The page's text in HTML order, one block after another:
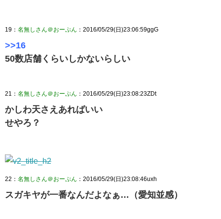
19： 名無しさん＠おーぷん ：2016/05/29(日)23:06:59ggG
>>16
50数店舗くらいしかないらしい
21： 名無しさん＠おーぷん ：2016/05/29(日)23:08:23ZDt
かしわ天さえあればいい
せやろ？
22： 名無しさん＠おーぷん ：2016/05/29(日)23:08:46uxh
スガキヤが一番なんだよなぁ…（愛知並感）